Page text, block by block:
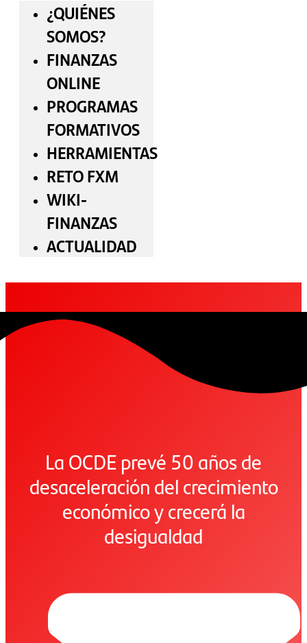
¿QUIÉNES
SOMOS?
FINANZAS
ONLINE
PROGRAMAS
FORMATIVOS
HERRAMIENTAS
RETO FXM
WIKI-
FINANZAS
ACTUALIDAD
La OCDE prevé 50 años de
desaceleración del crecimiento
económico y crecerá la
desigualdad